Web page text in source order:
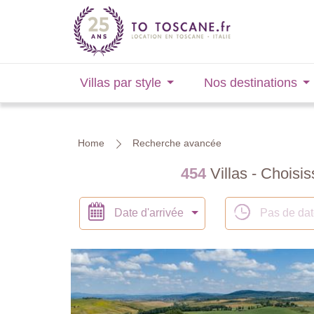
Villas par style Nos destinations
Home Recherche avancée
454Villas -
Date d'arrivée Pas de